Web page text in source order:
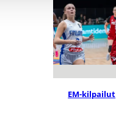
EM-kilpailut